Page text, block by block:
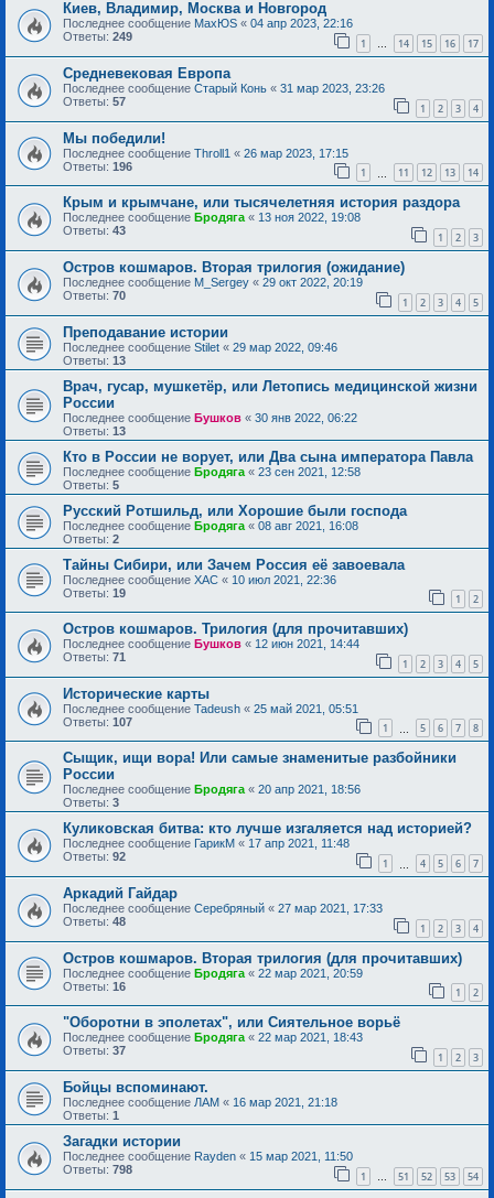
Киев, Владимир, Москва и Новгород
Последнее сообщение MaxЮS « 04 апр 2023, 22:16
Ответы: 249 1 … 14 15 16 17
Средневековая Европа
Последнее сообщение Старый Конь « 31 мар 2023, 23:26
Ответы: 57 1 2 3 4
Мы победили!
Последнее сообщение Throll1 « 26 мар 2023, 17:15
Ответы: 196 1 11 12 13 14
Крым и крымчане, или тысячелетняя история раздора
Последнее сообщение Бродяга « 13 ноя 2022, 19:08
Ответы: 43 1 2 3
Остров кошмаров. Вторая трилогия (ожидание)
Последнее сообщение M_Sergey « 29 окт 2022, 20:19
Ответы: 70 1 2 3 4 5
Преподавание истории
Последнее сообщение Stilet « 29 мар 2022, 09:46
Ответы: 13
Врач, гусар, мушкетёр, или Летопись медицинской жизни
России
Последнее сообщение Бушков « 30 янв 2022, 06:22
Ответы: 13
Кто в России не ворует, или Два сына императора Павла
Последнее сообщение Бродяга « 23 сен 2021, 12:58
Ответы: 5
Русский Ротшильд, или Хорошие были господа
Последнее сообщение Бродяга « 08 авг 2021, 16:08
Ответы: 2
Тайны Сибири, или Зачем Россия её завоевала
Последнее сообщение ХАС « 10 июл 2021, 22:36
Ответы: 19 1 2
Остров кошмаров. Трилогия (для прочитавших)
Последнее сообщение Бушков « 12 июн 2021, 14:44
Ответы: 71 1 2 3 4 5
Исторические карты
Последнее сообщение Tadeush « 25 май 2021, 05:51
Ответы: 107 1 5 6 7 8
Сыщик, ищи вора! Или самые знаменитые разбойники
России
Последнее сообщение Бродяга« 20 апр 2021, 18:56
Ответы: 3
Куликовская битва: кто лучше изгаляется над историей?
Последнее сообщение ГарикМ « 17 апр 2021, 11:48
Ответы: 92 1 4 5 6 7
Аркадий Гайдар
Последнее сообщение Серебряный « 27 мар 2021, 17:33
Ответы: 48 1 2 3 4
Остров кошмаров. Вторая трилогия (для прочитавших)
Последнее сообщение Бродяга « 22 мар 2021, 20:59
Ответы: 16 1 2
"Оборотни в эполетах", или Сиятельное ворьё
Последнее сообщение Бродяга « 22 мар 2021, 18:43
Ответы: 37 1 2 3
Бойцы вспоминают.
Последнее сообщение ЛАМ « 16 мар 2021, 21:18
Ответы: 1
Загадки истории
Последнее сообщение Rayden « 15 мар 2021, 11:50
Ответы: 798 1 … 51 52 53 54